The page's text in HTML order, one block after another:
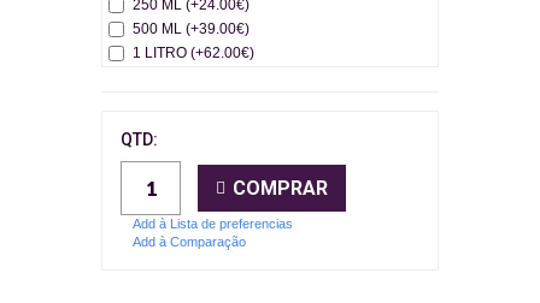
250 ML (+24.00€)
500 ML (+39.00€)
1 LITRO (+62.00€)
QTD:
COMPRAR
Add à Lista de preferencias
Add à Comparação